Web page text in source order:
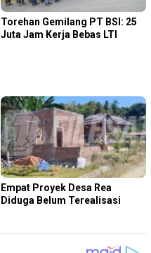
Torehan Gemilang PT BSI: 25
Juta Jam Kerja Bebas LTI
Empat Proyek Desa Rea
Diduga Belum Terealisasi